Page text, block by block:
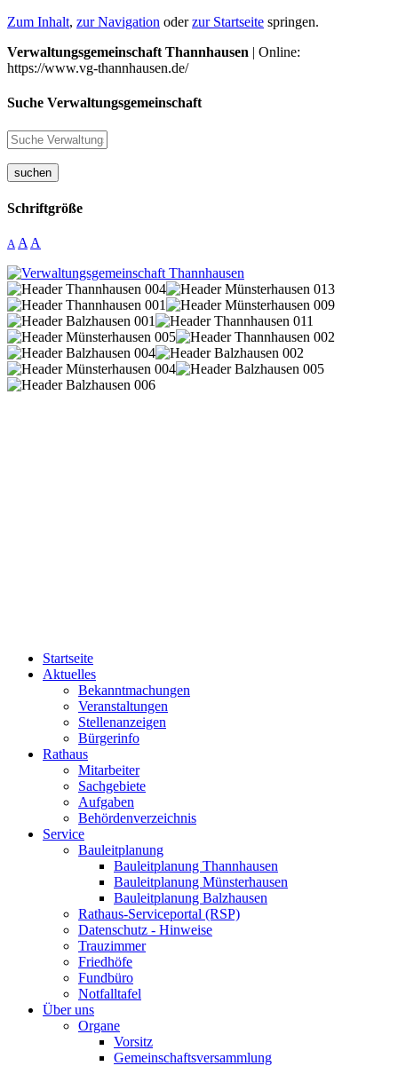
Zum Inhalt, zur Navigation oderzur Startseite springen.
Verwaltungsgemeinschaft Thannhausen | Online:
https://www.vg-thannhausen.de/
Suche Verwaltungsgemeinschaft
suchen
Schriftgröße
A A A
Startseite
Aktuelles
Bekanntmachungen
Veranstaltungen
Stellenanzeigen
Bürgerinfo
Rathaus
Mitarbeiter
Sachgebiete
Aufgaben
Behördenverzeichnis
Service
Bauleitplanung
Bauleitplanung Thannhausen
Bauleitplanung Münsterhausen
Bauleitplanung Balzhausen
Rathaus-Serviceportal (RSP)
Datenschutz - Hinweise
Trauzimmer
Friedhöfe
Fundbüro
Notfalltafel
Über uns
Organe
Vorsitz
Gemeinschaftsversammlung